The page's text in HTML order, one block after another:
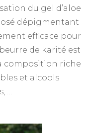
du gel d’aloe
dépigmentant
efficace pour
de karité est
composition riche
et alcools
…